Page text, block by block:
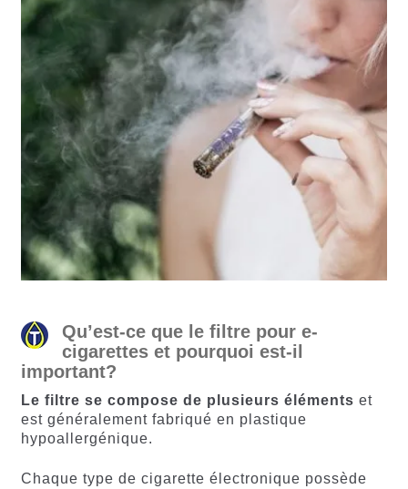
Qu’est-ce que le filtre pour e-
cigarettes et pourquoi est-il
important?
Le filtre se compose de plusieurs éléments et
est généralement fabriqué en plastique
hypoallergénique.
Chaque type de cigarette électronique possède